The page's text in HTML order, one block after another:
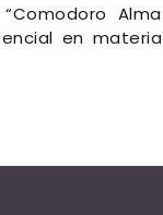
Alma
en materia